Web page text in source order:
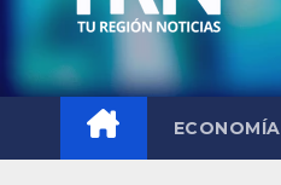
ECONOMÍA